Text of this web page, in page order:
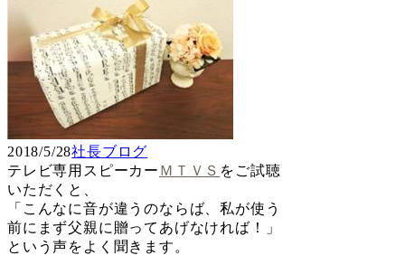
2018/5/28社長ブログ
テレビ専用スピーカー ＭＴＶＳ をご試聴
いただくと、
「こんなに音が違うのならば、私が使う
前にまず父親に贈ってあげなければ！」
という声をよく聞きます。